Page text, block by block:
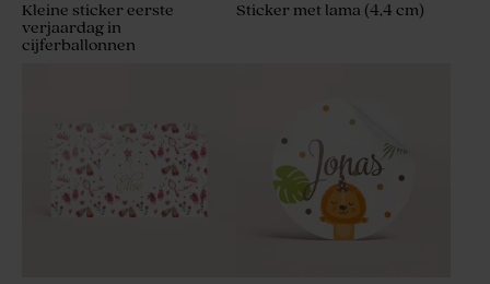
Kleine sticker eerste
verjaardag in
cijferballonnen
Sticker met lama (4,4 cm)